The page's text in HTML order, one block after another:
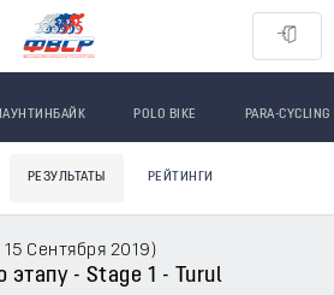
POLO BIKE PARA-CYCLING
РЕЗУЛЬТАТЫ РЕЙТИНГИ
15 Сентября 2019)
- Stage 1 - Turul